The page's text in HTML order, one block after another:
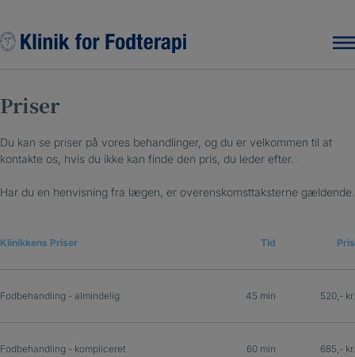
indholdet
Priser
Du kan se priser på vores behandlinger, og du er velkommen til at
kontakte os, hvis du ikke kan finde den pris, du leder efter.
Har du en henvisning fra lægen, er overenskomsttaksterne gældende.
Klinikkens Priser Tid Pris
Fodbehandling - almindelig 45 min 520,- kr.
Fodbehandling - kompliceret 60 min 685,- kr.